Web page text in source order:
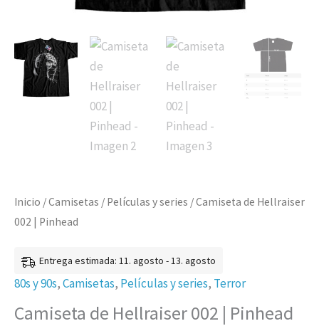
Inicio /Camisetas / Películas y series / Camiseta de Hellraiser
002 | Pinhead
Entrega estimada: 11. agosto - 13. agosto
80s y 90s,Camisetas, Películas y series, Terror
Camiseta de Hellraiser 002 | Pinhead